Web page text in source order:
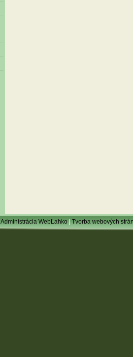
Administrácia WebĽahko|Tvorba webových